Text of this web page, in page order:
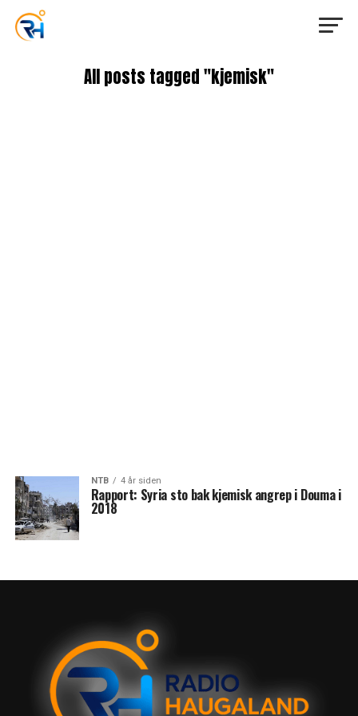
All posts tagged "kjemisk"
NTB 4 år siden
Rapport: Syria sto bak kjemisk angrep i Douma i
2018